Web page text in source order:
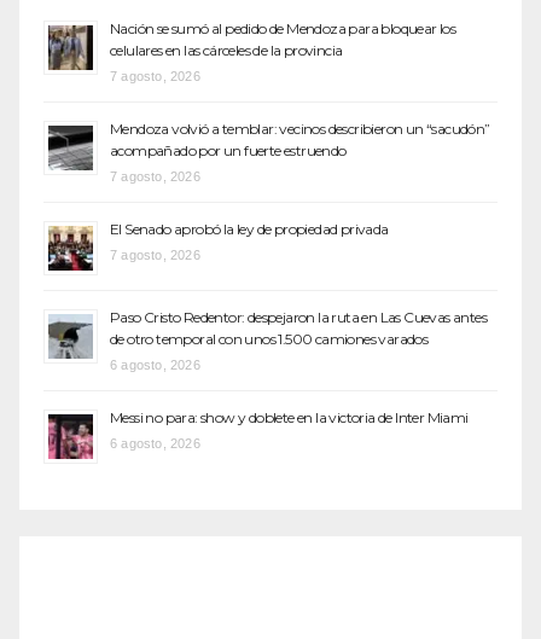
Nación se sumó al pedido de Mendoza para bloquear los
celulares en las cárceles de la provincia
7 agosto, 2026
Mendoza volvió a temblar: vecinos describieron un “sacudón”
acompañado por un fuerte estruendo
7 agosto, 2026
El Senado aprobó la ley de propiedad privada
7 agosto, 2026
Paso Cristo Redentor: despejaron la ruta en Las Cuevas antes
de otro temporal con unos 1.500 camiones varados
6 agosto, 2026
Messi no para: show y doblete en la victoria de Inter Miami
6 agosto, 2026